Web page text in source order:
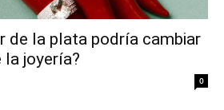
de la plata podría cambiar
la joyería?
0